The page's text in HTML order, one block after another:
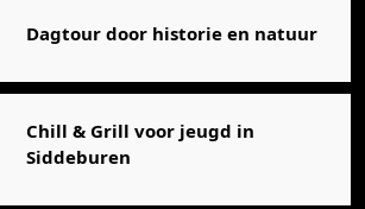
Dagtour door historie en natuur
Chill & Grill voor jeugd in
Siddeburen